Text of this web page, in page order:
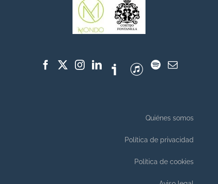
Quiénes somos
Política de privacidad
Política de cookies